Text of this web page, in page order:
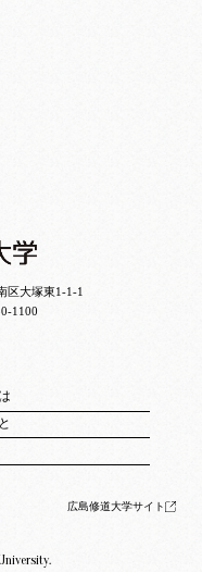
区大塚東1-1-1
1100
広島修道大学サイト